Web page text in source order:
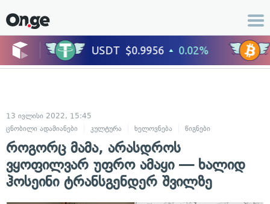
13 ივლისი 2022, 15:45
ცნობილი ადამიანები
კულტურა ხელოვნება წიგნები
როგორც მამა, არასდროს
ვყოფილვარ უფრო ამაყი — ხალიდ
ჰოსეინი ტრანსგენდერ შვილზე